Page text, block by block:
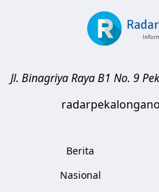
Jl. Binagriya Raya B1 No. 9
Berita
Nasional